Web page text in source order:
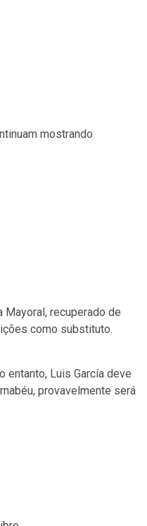
mostrando
Mayoral, recuperado de
como substituto.
entanto, Luis García deve
provavelmente será